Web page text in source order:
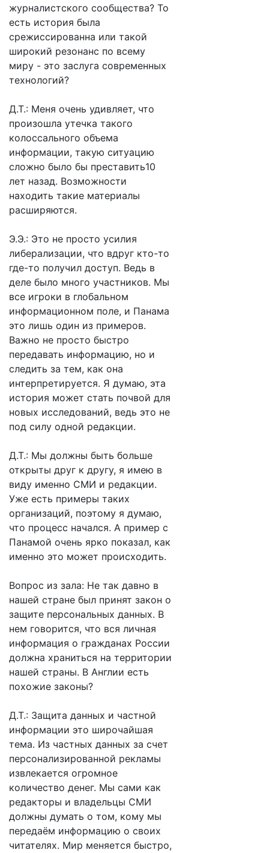
журналистского сообщества? То
есть история была
срежиссированна или такой
широкий резонанс по всему
миру - это заслуга современных
технологий?
Д.Т.: Меня очень удивляет, что
произошла утечка такого
колоссального объема
информации, такую ситуацию
сложно было бы преставить10
лет назад. Возможности
находить такие материалы
расширяются.
Э.Э.: Это не просто усилия
либерализации, что вдруг кто-то
где-то получил доступ. Ведь в
деле было много участников. Мы
все игроки в глобальном
информационном поле, и Панама
это лишь один из примеров.
Важно не просто быстро
передавать информацию, но и
следить за тем, как она
интерпретируется. Я думаю, эта
история может стать почвой для
новых исследований, ведь это не
под силу одной редакции.
Д.Т.: Мы должны быть больше
открыты друг к другу, я имею в
виду именно СМИ и редакции.
Уже есть примеры таких
организаций, поэтому я думаю,
что процесс начался. А пример с
Панамой очень ярко показал, как
именно это может происходить.
Вопрос из зала: Не так давно в
нашей стране был принят закон о
защите персональных данных. В
нем говорится, что вся личная
информация о гражданах России
должна храниться на территории
нашей страны. В Англии есть
похожие законы?
Д.Т.: Защита данных и частной
информации это широчайшая
тема. Из частных данных за счет
персонализированной рекламы
извлекается огромное
количество денег. Мы сами как
редакторы и владельцы СМИ
должны думать о том, кому мы
передаём информацию о своих
читателях. Мир меняется быстро,